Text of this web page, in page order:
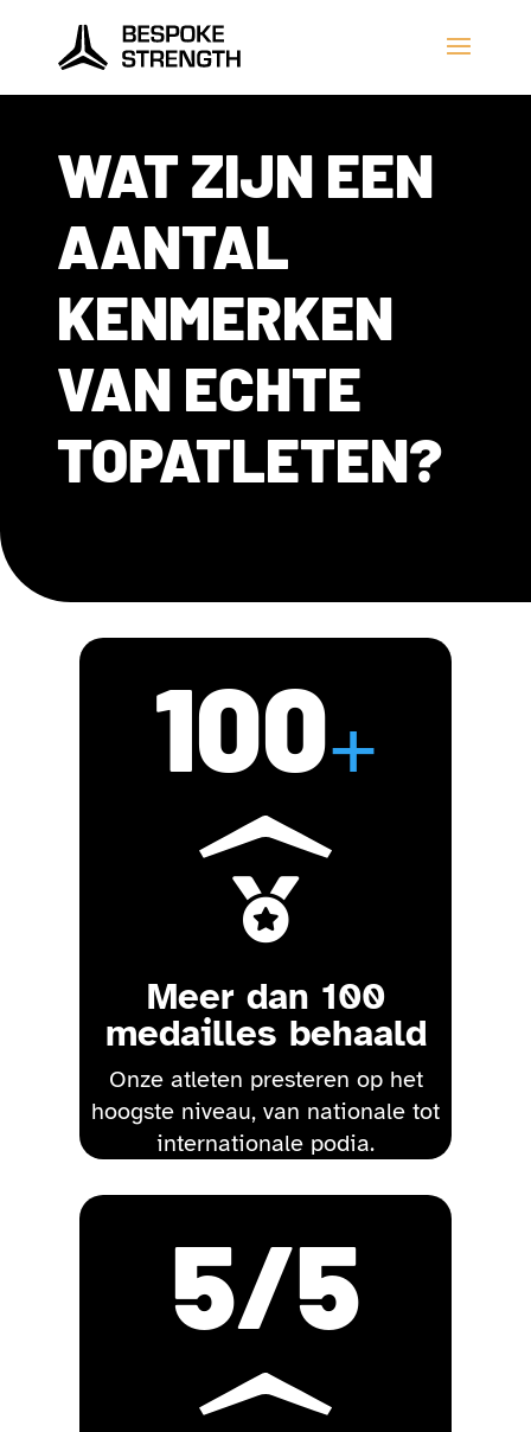
WAT ZIJN EEN
AANTAL
KENMERKEN
VAN ECHTE
TOPATLETEN?
100+

Meer dan 100
medailles behaald
Onze atleten presteren op het
hoogste niveau, van nationale tot
internationale podia.
5/5